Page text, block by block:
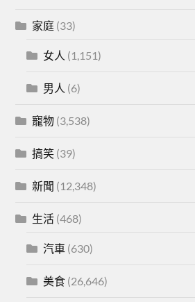
家庭 (33)
女人 (1,151)
男人 (6)
寵物 (3,538)
搞笑 (39)
新聞 (12,348)
生活 (468)
汽車 (630)
美食 (26,646)